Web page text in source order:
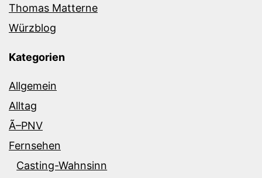
Thomas Matterne
Würzblog
Kategorien
Allgemein
Alltag
Ã–PNV
Fernsehen
Casting-Wahnsinn